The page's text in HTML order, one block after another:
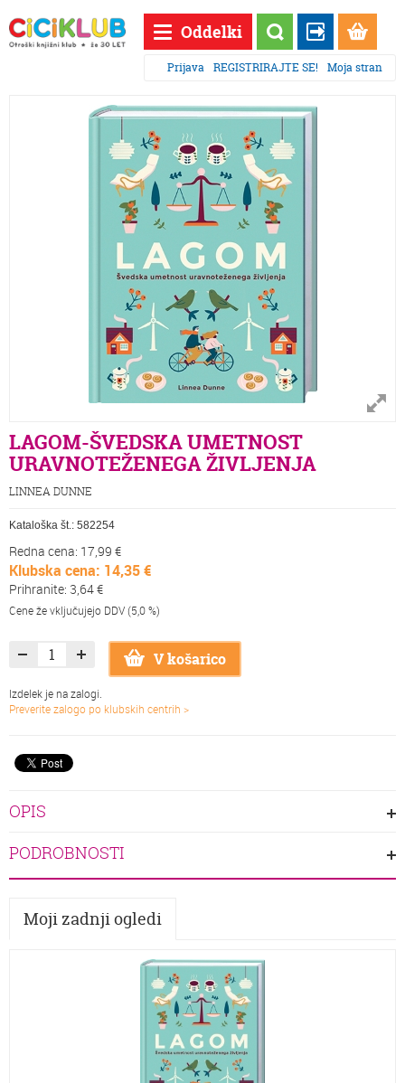
Oddelki
Prijava REGISTRIRAJTE SE! Moja stran
LAGOM-ŠVEDSKA UMETNOST
URAVNOTEŽENEGA ŽIVLJENJA
LINNEA DUNNE
Kataloška št.: 582254
Redna cena: 17,99 €
Klubska cena: 14,35 €
Prihranite: 3,64 €
Cene že vključujejo DDV (5,0 %)
V košarico
Izdelek je na zalogi.
Preverite zalogo po klubskih centrih >
OPIS
PODROBNOSTI
Moji zadnji ogledi